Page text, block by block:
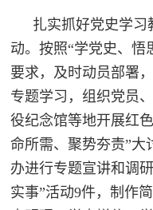
国
防
智
库
英
雄
扎实抓好党史学习
动。按照“学党史、悟
要求，及时动员部署
专题学习，组织党员
役纪念馆等地开展红
命所需、聚势夯责”大
办进行专题宣讲和调
实事”活动9件，制作